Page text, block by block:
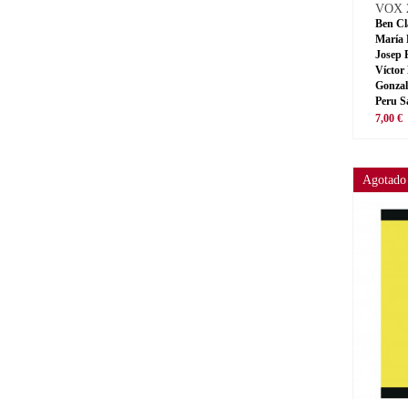
VOX
Ben
María
Josep
Víctor
Peru
7,00 €
Agotado